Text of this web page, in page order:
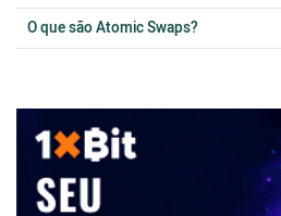
O que são Atomic Swaps?